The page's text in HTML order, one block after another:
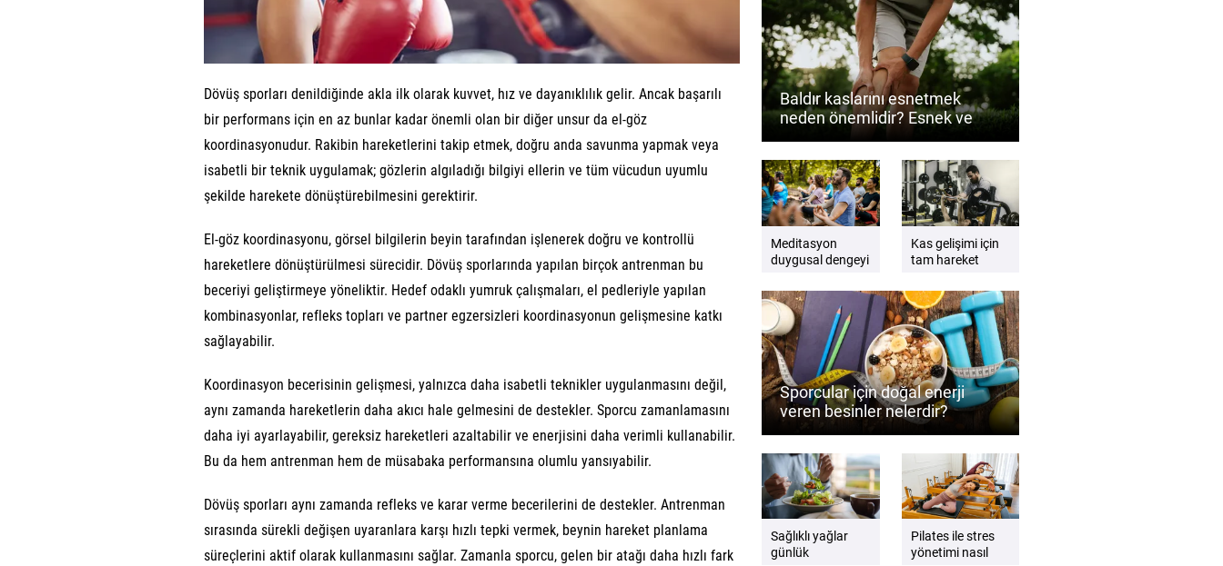
Dövüş sporları denildiğinde akla ilk olarak kuvvet, hız ve dayanıklılık gelir. Ancak başarılı
bir performans için en az bunlar kadar önemli olan bir diğer unsur da el-göz
koordinasyonudur. Rakibin hareketlerini takip etmek, doğru anda savunma yapmak veya
isabetli bir teknik uygulamak; gözlerin algıladığı bilgiyi ellerin ve tüm vücudun uyumlu
şekilde harekete dönüştürebilmesini gerektirir.
El-göz koordinasyonu, görsel bilgilerin beyin tarafından işlenerek doğru ve kontrollü
hareketlere dönüştürülmesi sürecidir. Dövüş sporlarında yapılan birçok antrenman bu
beceriyi geliştirmeye yöneliktir. Hedef odaklı yumruk çalışmaları, el pedleriyle yapılan
kombinasyonlar, refleks topları ve partner egzersizleri koordinasyonun gelişmesine katkı
sağlayabilir.
Koordinasyon becerisinin gelişmesi, yalnızca daha isabetli teknikler uygulanmasını değil,
aynı zamanda hareketlerin daha akıcı hale gelmesini de destekler. Sporcu zamanlamasını
daha iyi ayarlayabilir, gereksiz hareketleri azaltabilir ve enerjisini daha verimli kullanabilir.
Bu da hem antrenman hem de müsabaka performansına olumlu yansıyabilir.
Dövüş sporları aynı zamanda refleks ve karar verme becerilerini de destekler. Antrenman
sırasında sürekli değişen uyaranlara karşı hızlı tepki vermek, beynin hareket planlama
süreçlerini aktif olarak kullanmasını sağlar. Zamanla sporcu, gelen bir atağı daha hızlı fark
Baldır kaslarını esnetmek
neden önemlidir? Esnek ve
güçlü bacaklar için ipuçları
Meditasyon
duygusal dengeyi
yardımcı olur
mu? Düzenli
meditasyonun
zihinsel iyi oluşa
katkıları
Kas gelişimi için
tam hareket
önemlidir?
Sporcular için doğal enerji
veren besinler nelerdir?
Performansı destekleyen
besin önerileri
Sağlıklı yağlar
günlük
Pilates ile stres
yönetimi nasıl